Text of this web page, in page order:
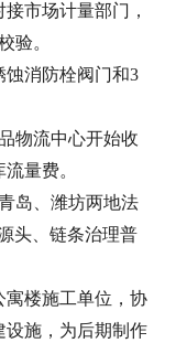
市场计量部门，
验。
蚀消防栓阀门和3
物流中心开始收
量费。
岛、潍坊两地法
头、链条治理普
寓楼施工单位，协
设施，为后期制作